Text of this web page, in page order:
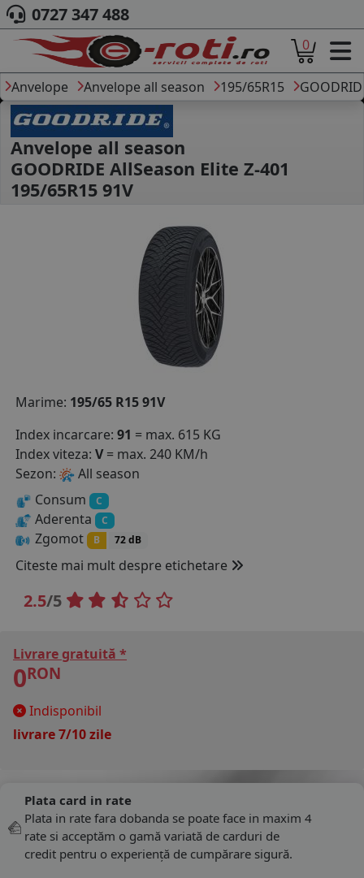
ACASA
DESPRE NOI
ANVELOPE
AUTO
CAMION
MOTO
AGROINDUSTRIALE
CAUTARE DUPA
DIMENSIUNI
PRODUCATORI ANVELOPE
MARCA AUTO
B2B - COLABORARE COMPANII
CONTACT
0727 347 488
0
Anvelope Anvelope all season 195/65R15
Anvelope all season
GOODRIDE AllSeason Elite Z-401
195/65R15 91V
Marime: 195/65 R15 91V
Index incarcare: 91 = max. 615 KG
Index viteza: V= max. 240 KM/h
Sezon:
All season
Consum
C
Aderenta C
Zgomot B 72 dB
Citeste mai mult despre etichetare
2.5/5
Livrare gratuită *
0RON
Indisponibil
livrare 7/10 zile
Plata card in rate
Plata in rate fara dobanda se poate face in maxim 4
rate si acceptăm o gamă variată de carduri de
credit pentru o experiență de cumpărare sigură.